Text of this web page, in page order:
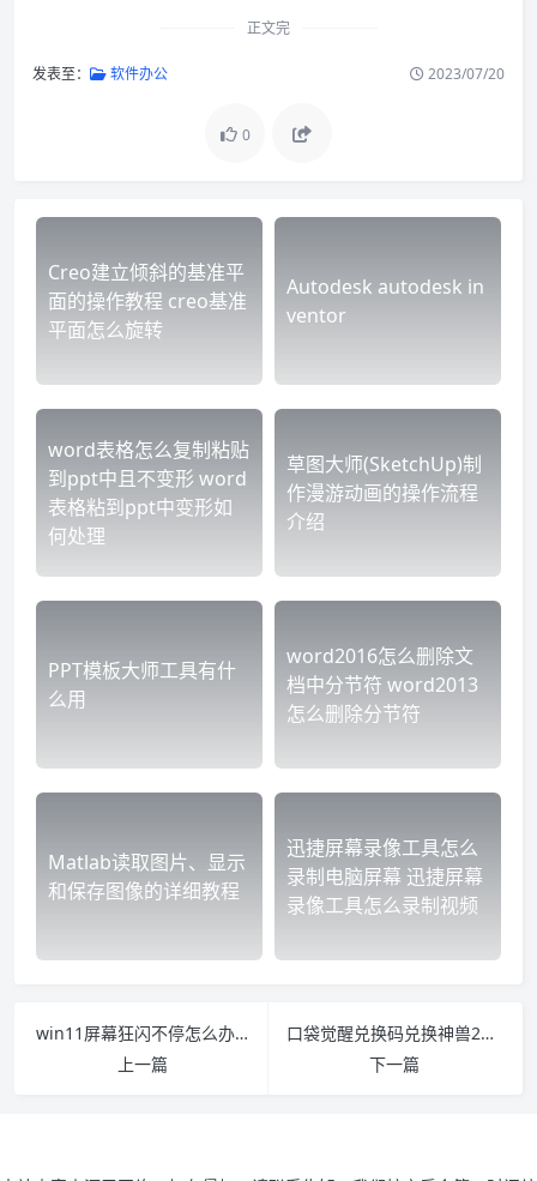
正文完
发表至： 软件办公 2023/07/20
0
Creo建立倾斜的基准平
面的操作教程 creo基准
平面怎么旋转
Autodesk autodesk in
ventor
word表格怎么复制粘贴
到ppt中且不变形 word
表格粘到ppt中变形如
何处理
草图大师(SketchUp)制
作漫游动画的操作流程
介绍
PPT模板大师工具有什
么用
word2016怎么删除文
档中分节符 word2013
怎么删除分节符
Matlab读取图片、显示
和保存图像的详细教程
迅捷屏幕录像工具怎么
录制电脑屏幕 迅捷屏幕
录像工具怎么录制视频
win11屏幕狂闪不停怎么办 win10屏幕狂闪不停
上一篇
口袋觉醒兑换码兑换神兽2022 口袋觉醒兑换码兑换神兽2022六月
下一篇